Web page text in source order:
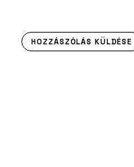
HOZZÁSZÓLÁS KÜLDÉSE